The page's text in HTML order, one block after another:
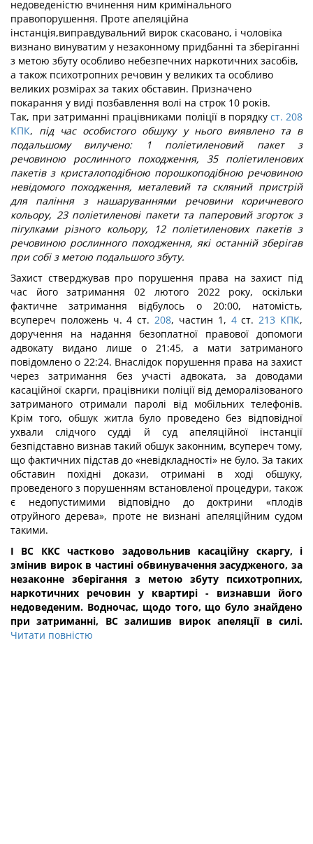
недоведеністю вчинення ним кримінального
правопорушення. Проте апеляційна
інстанція,виправдувальний вирок скасовано, і чоловіка
визнано винуватим у незаконному придбанні та зберіганні
з метою збуту особливо небезпечних наркотичних засобів,
а також психотропних речовин у великих та особливо
великих розмірах за таких обставин. Призначено
покарання у виді позбавлення волі на строк 10 років.
Так, при затриманні працівниками поліції в порядку ст. 208
КПК, під час особистого обшуку у нього виявлено та в
подальшому вилучено: 1 поліетиленовий пакет з
речовиною рослинного походження, 35 поліетиленових
пакетів з кристалоподібною порошкоподібною речовиною
невідомого походження, металевий та скляний пристрій
для паління з нашаруваннями речовини коричневого
кольору, 23 поліетиленові пакети та паперовий згорток з
пігулками різного кольору, 12 поліетиленових пакетів з
речовиною рослинного походження, які останній зберігав
при собі з метою подальшого збуту.
Захист стверджував про порушення права на захист під
час його затримання 02 лютого 2022 року, оскільки
фактичне затримання відбулось о 20:00, натомість,
всупереч положень ч. 4 ст.208, частин 1, 4ст.213 КПК,
доручення на надання безоплатної правової допомоги
адвокату видано лише о 21:45, а мати затриманого
повідомлено о 22:24. Внаслідок порушення права на захист
через затримання без участі адвоката, за доводами
касаційної скарги, працівники поліції від деморалізованого
затриманого отримали паролі від мобільних телефонів.
Крім того, обшук житла було проведено без відповідної
ухвали слідчого судді й суд апеляційної інстанції
безпідставно визнав такий обшук законним, всупереч тому,
що фактичних підстав до «невідкладності» не було. За таких
обставин похідні докази, отримані в ході обшуку,
проведеного з порушенням встановленої процедури, також
є недопустимими відповідно до доктрини «плодів
отруйного дерева», проте не визнані апеляційним судом
такими.
І ВС ККС частково задовольнив касаційну скаргу, і
змінив вирок в частині обвинувачення засудженого, за
незаконне зберігання з метою збуту психотропних,
наркотичних речовин у квартирі - визнавши його
недоведеним. Водночас, щодо того, що було знайдено
при затриманні, ВС залишив вирок апеляції в силі.
Читати повністю